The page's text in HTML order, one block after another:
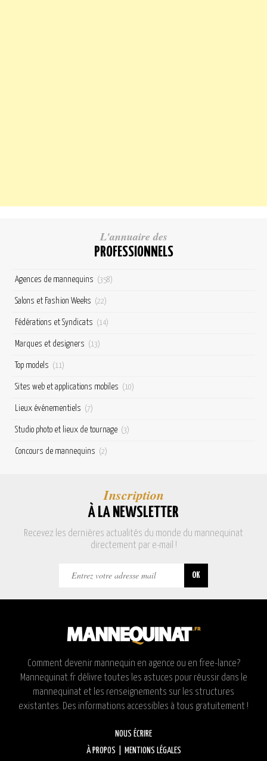
L'annuaire des
PROFESSIONNELS
Agences de mannequins (358)
Salons et Fashion Weeks (22)
Fédérations et Syndicats (14)
Marques et designers (13)
Top models (11)
Sites web et applications mobiles (10)
Lieux événementiels (7)
Studio photo et lieux de tournage (3)
Concours de mannequins (2)
Inscription
À LA NEWSLETTER
Recevez les dernières actualités du monde du mannequinat
directement par e-mail !
Comment devenir mannequin en agence ou en free-lance?
Mannequinat.fr délivre toutes les astuces pour réussir dans le
mannequinat et les renseignements sur les structures
existantes. Des informations accessibles à tous gratuitement !
NOUS ÉCRIRE
À PROPOS
MENTIONS LÉGALES